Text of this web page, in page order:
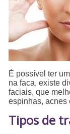
É possível ter
na faca, existe
faciais, que
espinhas, acnes
Tipos de